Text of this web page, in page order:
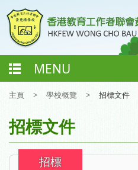
MENU
主頁 > 學校概覽 > 招標文件
招標文件
招標